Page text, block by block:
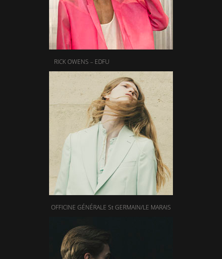
RICK OWENS – EDFU
OFFICINE GÉNÉRALE St GERMAIN/LE MARAIS